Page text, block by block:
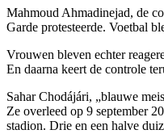
Mahmoud Ahmadinejad, de
Garde protesteerde. Voetbal
Vrouwen bleven echter
En daarna keert de controle
Sahar Chodájári, „blauwe
Ze overleed op 9 september
stadion. Drie en een halve